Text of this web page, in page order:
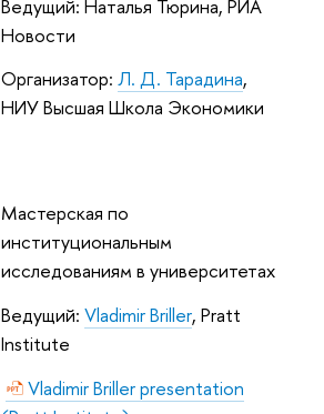
Ведущий: Наталья Тюрина, РИА
Новости
Организатор: Л. Д. Тарадина,
НИУ Высшая Школа Экономики
Мастерская по
институциональным
исследованиям в университетах
Ведущий: VladimirBriller, Pratt
Institute
Vladimir Briller presentation